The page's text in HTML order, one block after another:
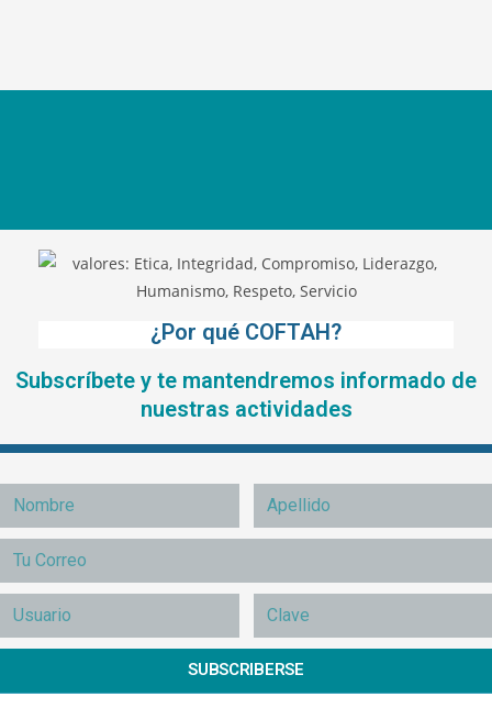
¿Por qué COFTAH?
Subscríbete y te mantendremos informado de
nuestras actividades
SUBSCRIBERSE